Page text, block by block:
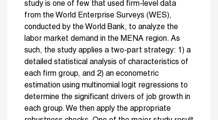
study is one of few that used firm-level data
from the World Enterprise Surveys (WES),
conducted by the World Bank, to analyze the
labor market demand in the MENA region. As
such, the study applies a two-part strategy: 1) a
detailed statistical analysis of characteristics of
each firm group, and 2) an econometric
estimation using multinomial logit regressions to
determine the significant drivers of job growth in
each group. We then apply the appropriate